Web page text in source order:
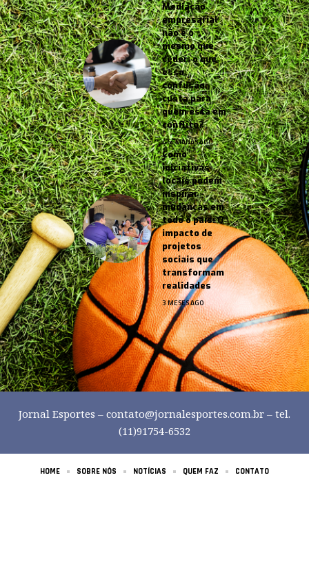
Mediação
empresarial
não é o
mesmo que
ceder: o que
essa
confusão
custa para
quem está em
conflito?
4 SEMANAS AGO
Como
iniciativas
locais podem
inspirar
mudanças em
todo o país: O
impacto de
projetos
sociais que
transformam
realidades
3 MESES AGO
Jornal Esportes – contato@jornalesportes.com.br – tel.
(11)91754-6532
HOME SOBRE NÓS NOTÍCIAS QUEM FAZ CONTATO